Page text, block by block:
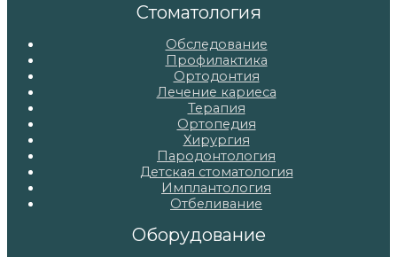
Стоматология
Обследование
Профилактика
Ортодонтия
Лечение кариеса
Терапия
Ортопедия
Хирургия
Пародонтология
Детская стоматология
Имплантология
Отбеливание
Оборудование